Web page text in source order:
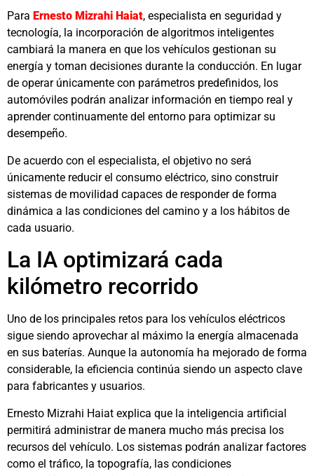
Para Ernesto Mizrahi Haiat, especialista en seguridad y
tecnología, la incorporación de algoritmos inteligentes
cambiará la manera en que los vehículos gestionan su
energía y toman decisiones durante la conducción. En lugar
de operar únicamente con parámetros predefinidos, los
automóviles podrán analizar información en tiempo real y
aprender continuamente del entorno para optimizar su
desempeño.
De acuerdo con el especialista, el objetivo no será
únicamente reducir el consumo eléctrico, sino construir
sistemas de movilidad capaces de responder de forma
dinámica a las condiciones del camino y a los hábitos de
cada usuario.
La IA optimizará cada
kilómetro recorrido
Uno de los principales retos para los vehículos eléctricos
sigue siendo aprovechar al máximo la energía almacenada
en sus baterías. Aunque la autonomía ha mejorado de forma
considerable, la eficiencia continúa siendo un aspecto clave
para fabricantes y usuarios.
Ernesto Mizrahi Haiat explica que la inteligencia artificial
permitirá administrar de manera mucho más precisa los
recursos del vehículo. Los sistemas podrán analizar factores
como el tráfico, la topografía, las condiciones